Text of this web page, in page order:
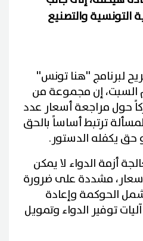
التونسية والتصنيع
لبرنامج ''هنا تونس''
السبت، إن مجموعة من
حول مراجعة أسعار عدد
ترتبط أساساً بالحق
حق يكفله الدستور.
أزمة الدواء لا يمكن
مشددة على ضرورة
الحوكمة وإعادة
توفير الدواء وتمويل